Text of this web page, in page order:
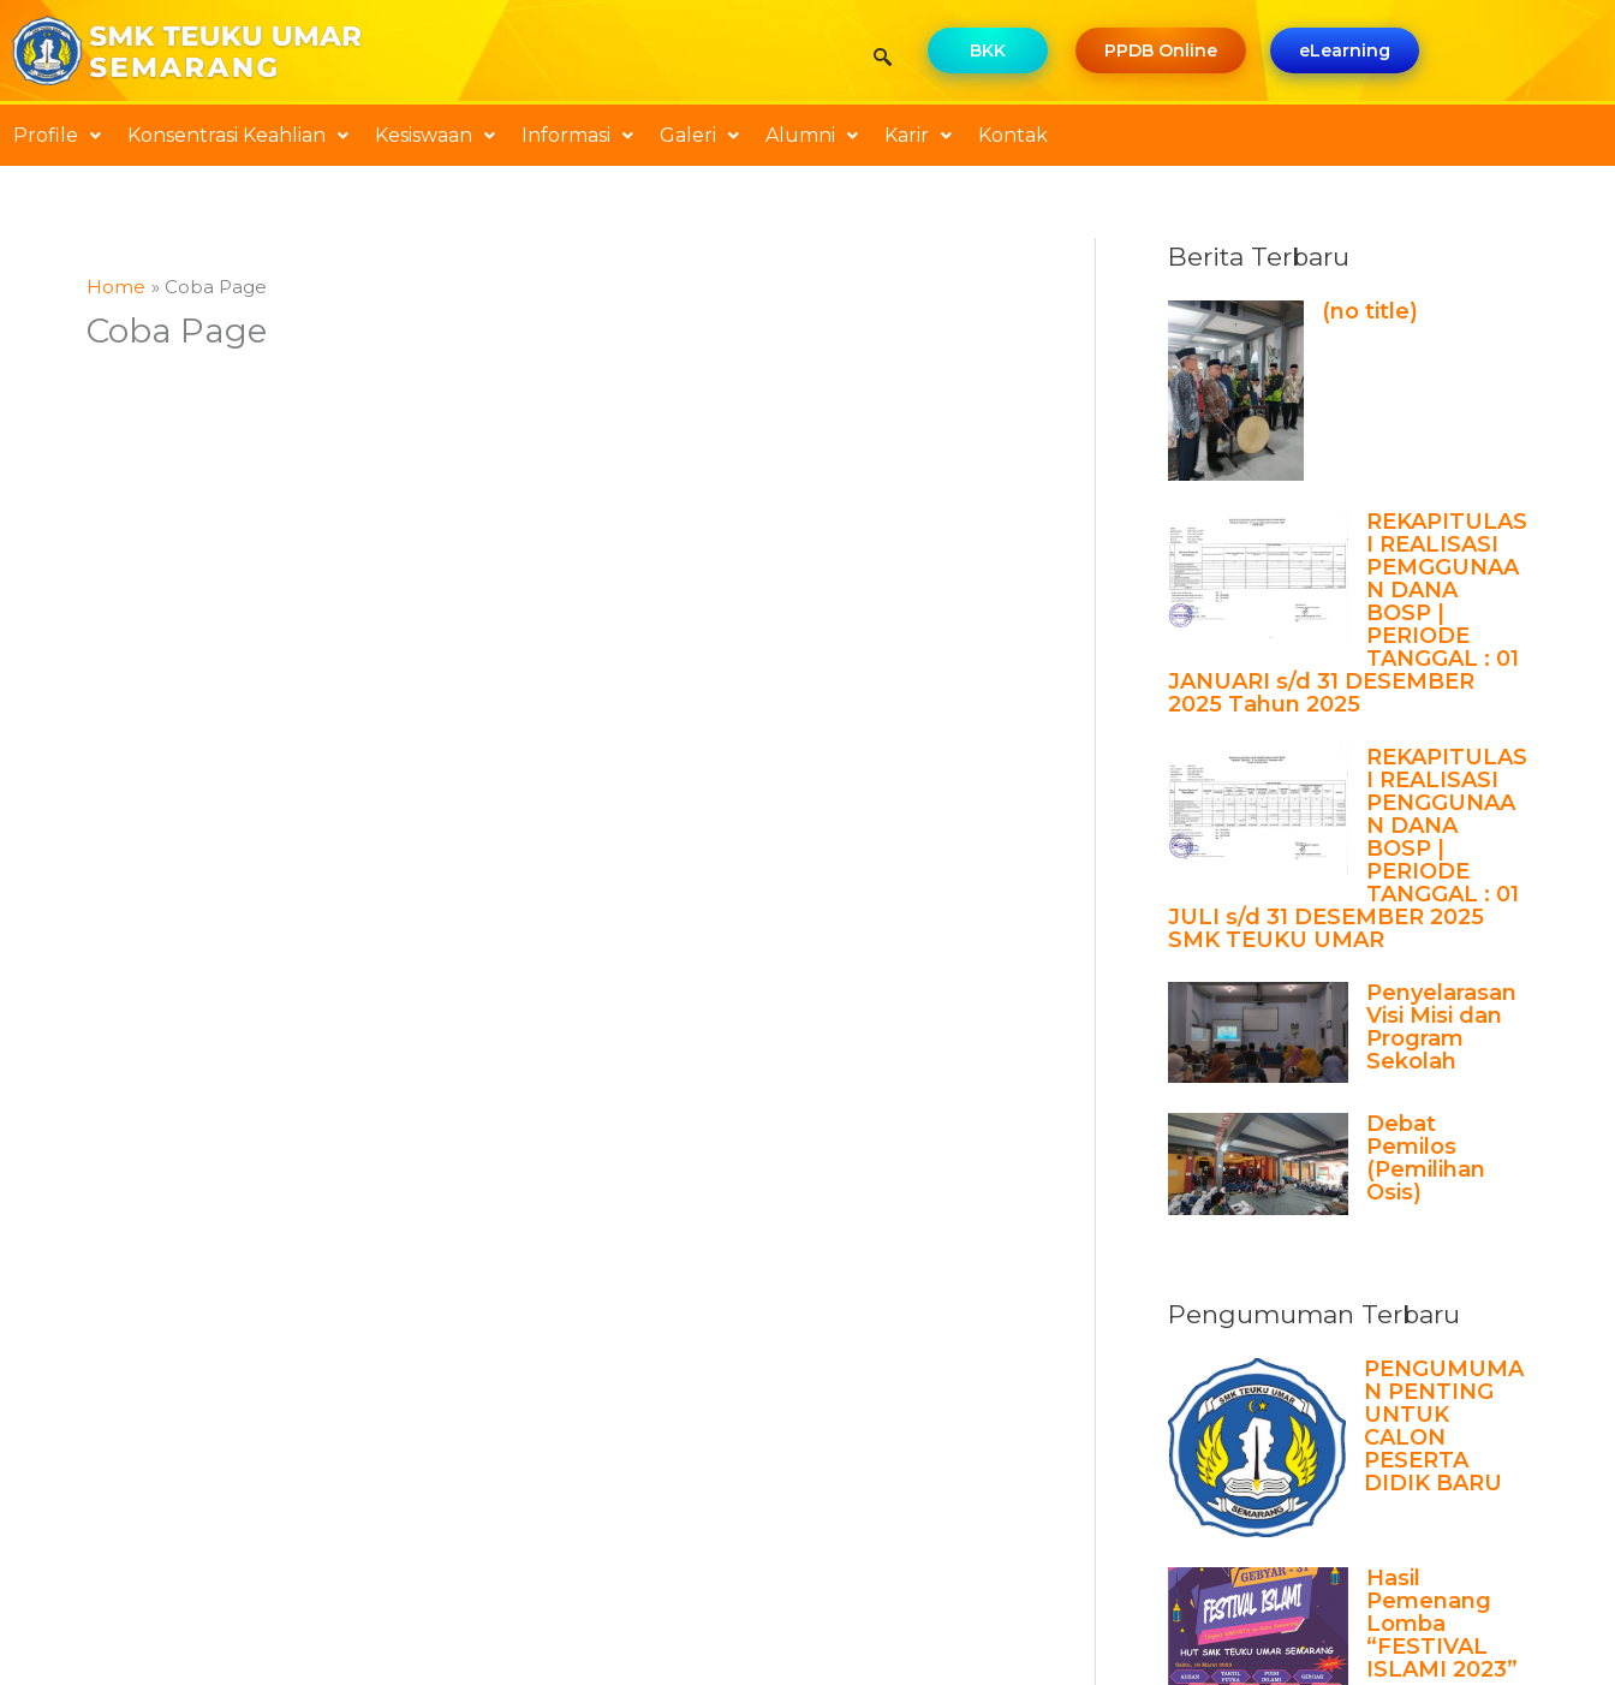
Skip
to
content
BKK PPDB Online eLearning
Profile Konsentrasi Keahlian Kesiswaan Informasi Galeri Alumni Karir Kontak
Home Coba Page
Coba Page
Berita Terbaru
(no title)
REKAPITULAS
I REALISASI
PEMGGUNAA
N DANA
BOSP |
PERIODE
TANGGAL : 01
JANUARI s/d 31 DESEMBER
2025 Tahun 2025
REKAPITULAS
I REALISASI
PENGGUNAA
N DANA
BOSP |
PERIODE
TANGGAL : 01
JULI s/d 31 DESEMBER 2025
SMK TEUKU UMAR
Penyelarasan
Visi Misi dan
Program
Sekolah
Debat
Pemilos
(Pemilihan
Osis)
Pengumuman Terbaru
PENGUMUMA
N PENTING
UNTUK
CALON
PESERTA
DIDIK BARU
Hasil
Pemenang
Lomba
“FESTIVAL
ISLAMI 2023”